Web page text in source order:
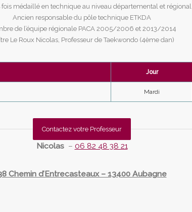
fois médaillé en technique au niveau départemental et régional
Ancien responsable du pôle technique ETKDA
de l’équipe régionale PACA 2005/2006 et 2013/2014
Le Roux Nicolas, Professeur de Taekwondo (4ème dan)
Jour
Mardi
Contactez votre Professeur
Nicolas – 06 82 48 38 21
Chemin d’Entrecasteaux – 13400 Aubagne